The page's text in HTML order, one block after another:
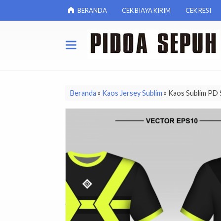
BERANDA CEK BIAYA KIRIM CEK RESI
Beranda » Kaos Jersey Sublim » Kaos Sublim PD